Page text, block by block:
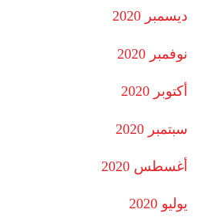
ديسمبر 2020
نوفمبر 2020
أكتوبر 2020
سبتمبر 2020
أغسطس 2020
يوليو 2020